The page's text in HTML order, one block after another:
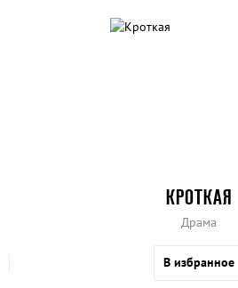
КРОТКАЯ
Драма
В избранное